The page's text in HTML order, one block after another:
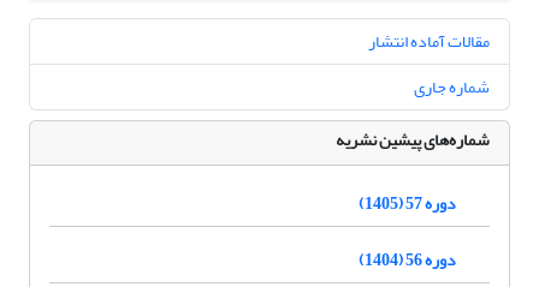
مقالات آماده انتشار
شماره جاری
شماره‌های پیشین نشریه
دوره 57 (1405)
دوره 56 (1404)